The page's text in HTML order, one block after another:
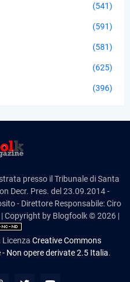
(541)
(591)
(581)
(625)
(396)
presso il Tribunale di Santa
Decr. Pres. del 23.09.2014 -
- Direttore Responsabile: Ciro
| Copyright by Blogfoolk © 2026 |
Creative Commons
Non opere derivate 2.5 Italia.